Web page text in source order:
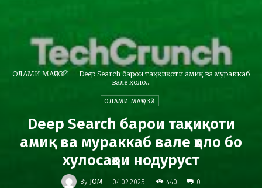
ОЛАМИ МАҶОЗӢ
Deep Search барои таҳқиқоти амиқ ва мураккаб
вале ҳоло...
ОЛАМИ МАҶОЗӢ
Deep Search барои таҳқиқоти
амиқ ва мураккаб вале ҳоло бо
хулосаҳои нодуруст
By JOM - 04.02.2025 440 0